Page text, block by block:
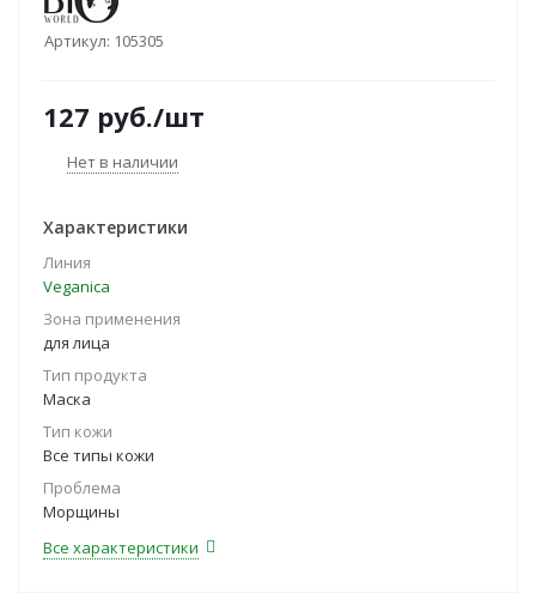
Артикул: 105305
127 руб./шт
Нет в наличии
Характеристики
Линия
Veganica
Зона применения
для лица
Тип продукта
Маска
Тип кожи
Все типы кожи
Проблема
Морщины
Все характеристики